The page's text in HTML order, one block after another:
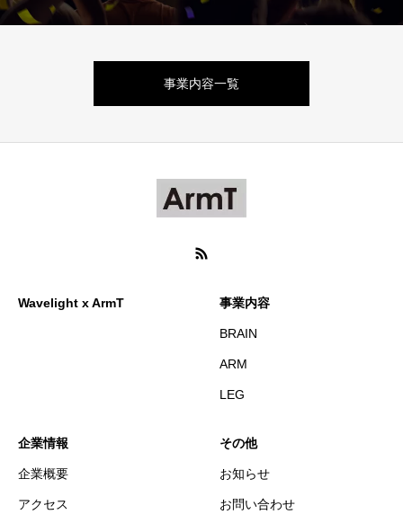
事業内容一覧
Wavelight x ArmT 事業内容
BRAIN
ARM
LEG
企業情報
企業概要
アクセス
その他
お知らせ
お問い合わせ